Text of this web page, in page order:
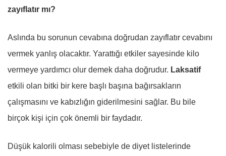
zayıflatır mı?
Aslında bu sorunun cevabına doğrudan zayıflatır cevabını
vermek yanlış olacaktır. Yarattığı etkiler sayesinde kilo
vermeye yardımcı olur demek daha doğrudur. Laksatif
etkili olan bitki bir kere başlı başına bağırsakların
çalışmasını ve kabızlığın giderilmesini sağlar. Bu bile
birçok kişi için çok önemli bir faydadır.
Düşük kalorili olması sebebiyle de diyet listelerinde